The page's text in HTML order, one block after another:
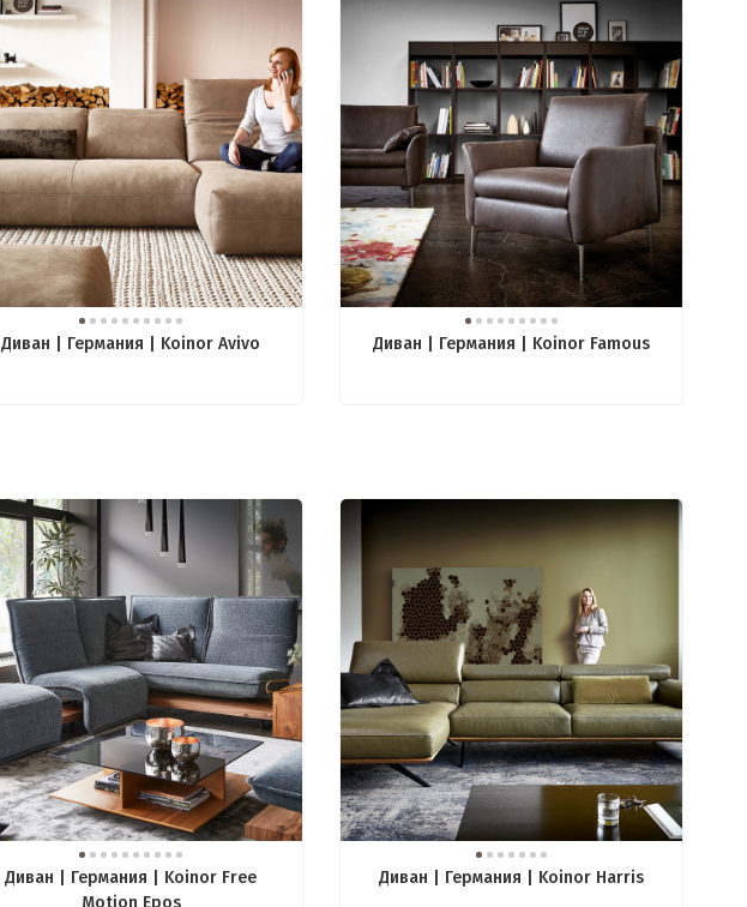
Диван | Германия | Koinor Avivo Диван | Германия | Koinor Famous
Диван | Германия | Koinor Free
Motion Epos
Диван | Германия | Koinor Harris